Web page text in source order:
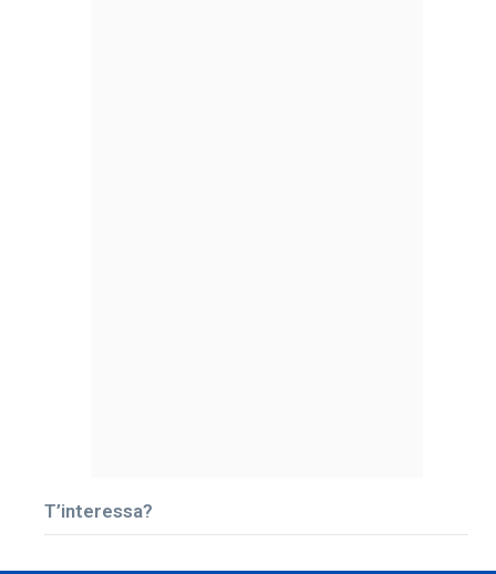
T’interessa?